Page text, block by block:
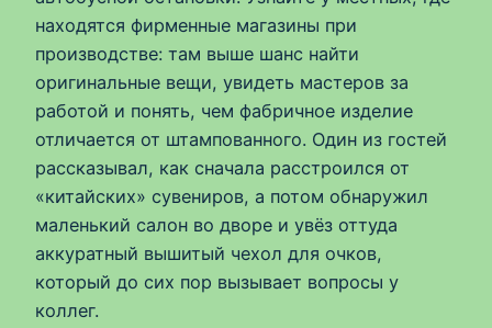
находятся фирменные магазины при
производстве: там выше шанс найти
оригинальные вещи, увидеть мастеров за
работой и понять, чем фабричное изделие
отличается от штампованного. Один из гостей
рассказывал, как сначала расстроился от
«китайских» сувениров, а потом обнаружил
маленький салон во дворе и увёз оттуда
аккуратный вышитый чехол для очков,
который до сих пор вызывает вопросы у
коллег.